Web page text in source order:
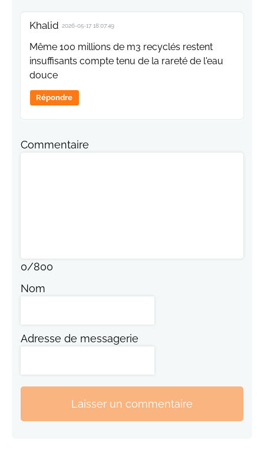
Khalid 2026-05-17 18:07:49
Même 100 millions de m3 recyclés restent
insuffisants compte tenu de la rareté de l'eau
douce
Répondre
Commentaire
0/800
Nom
Adresse de messagerie
Laisser un commentaire